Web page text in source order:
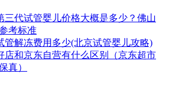
三代试管婴儿价格大概是多少？佛山
考标准
管解冻费用多少(北京试管婴儿攻略)
店和京东自营有什么区别（京东超市
真）